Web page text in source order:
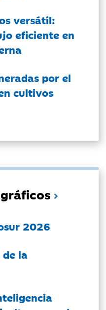
versátil:
eficiente en
por el
cultivos
2026
la